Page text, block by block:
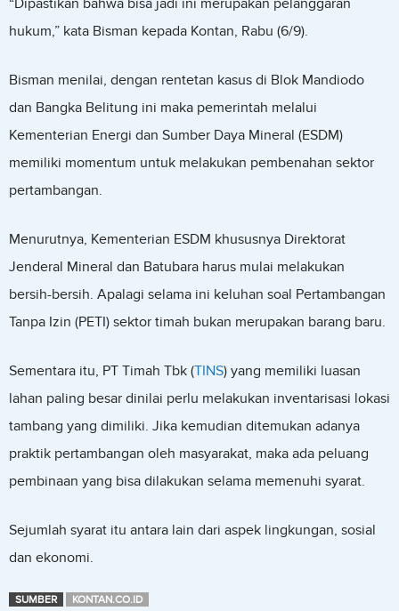
“Dipastikan bahwa bisa jadi ini merupakan pelanggaran
hukum,” kata Bisman kepada Kontan, Rabu (6/9).
Bisman menilai, dengan rentetan kasus di Blok Mandiodo
dan Bangka Belitung ini maka pemerintah melalui
Kementerian Energi dan Sumber Daya Mineral (ESDM)
memiliki momentum untuk melakukan pembenahan sektor
pertambangan.
Menurutnya, Kementerian ESDM khususnya Direktorat
Jenderal Mineral dan Batubara harus mulai melakukan
bersih-bersih. Apalagi selama ini keluhan soal Pertambangan
Tanpa Izin (PETI) sektor timah bukan merupakan barang baru.
Sementara itu, PT Timah Tbk (TINS) yang memiliki luasan
lahan paling besar dinilai perlu melakukan inventarisasi lokasi
tambang yang dimiliki. Jika kemudian ditemukan adanya
praktik pertambangan oleh masyarakat, maka ada peluang
pembinaan yang bisa dilakukan selama memenuhi syarat.
Sejumlah syarat itu antara lain dari aspek lingkungan, sosial
dan ekonomi.
SUMBER KONTAN.CO.ID